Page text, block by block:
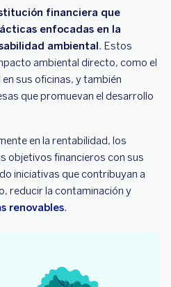
financiera que
enfocadas en la
ambiental. Estos
ambiental directo, como el
sus oficinas, y también
que promuevan el desarrollo
en la rentabilidad, los
objetivos financieros con sus
iniciativas que contribuyan a
reducir la contaminación y
renovables.